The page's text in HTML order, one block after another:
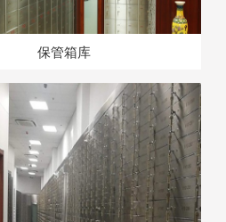
保管箱库